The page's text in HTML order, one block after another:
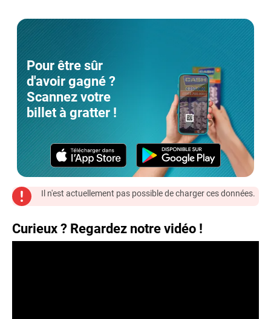
Pour être sûr
d'avoir gagné ?
Scannez votre
billet à gratter !
Il n'est actuellement pas possible de charger ces données.
Curieux ? Regardez notre vidéo !